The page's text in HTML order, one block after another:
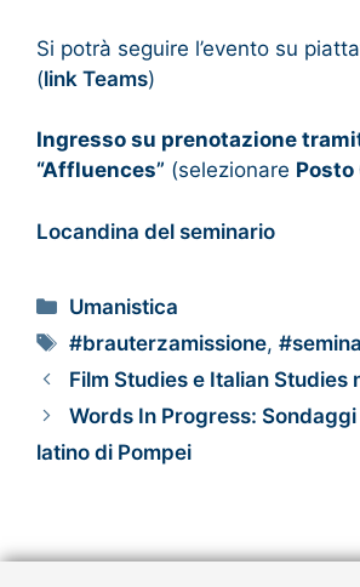
Si potrà seguire l’evento su
(link Teams)
Ingresso su prenotazione
“Affluences” (selezionare Posto
Locandina del seminario
Umanistica
#brauterzamissione,
Film Studies e Italian Studies
Words In Progress:
latino di Pompei